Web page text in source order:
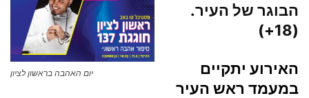
יום האהבה בראשון לציון
הבוגר של העיר.
(18+)
האירוע יתקיים
במעמד ראש העיר